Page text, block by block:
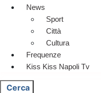
News
Sport
Città
Cultura
Frequenze
Kiss Kiss Napoli Tv
Cerca